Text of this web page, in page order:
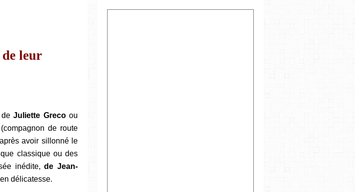
leur
Juliette Greco ou
de route
avoir sillonné le
classique ou des
inédite, de Jean-
délicatesse.